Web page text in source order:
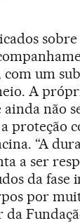
com um
A
não
proteção
“A
a ser
da
por